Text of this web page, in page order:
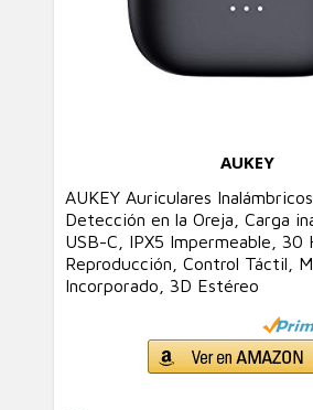
AUKEY
AUKEY Auriculares
Detección en la Oreja, Carga
USB-C, IPX5 Impermeable, 30
Reproducción, Control Táctil,
Incorporado, 3D Estéreo